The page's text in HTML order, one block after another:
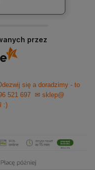
przez
się a doradzimy - to
521 697
✉ sklep@
:)